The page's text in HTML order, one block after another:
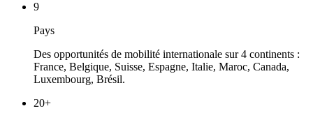
9
Pays
Des opportunités de mobilité internationale sur 4 continents :
France, Belgique, Suisse, Espagne, Italie, Maroc, Canada,
Luxembourg, Brésil.
20+